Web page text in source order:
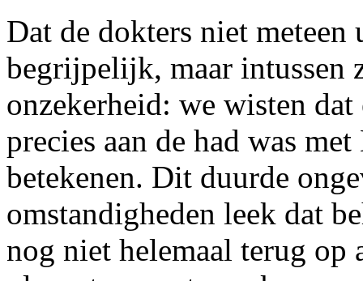
Dat de dokters niet
begrijpelijk, maar intussen
onzekerheid: we wisten
precies aan de had was
betekenen. Dit duurde
omstandigheden leek dat
nog niet helemaal terug op